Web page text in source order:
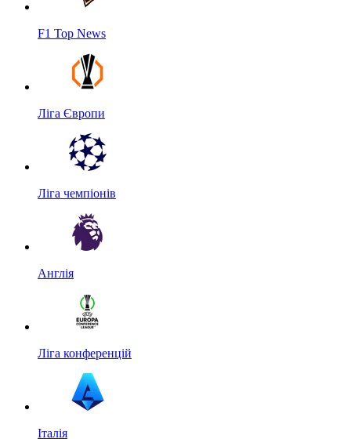
F1 Top News
Ліга Європи
Ліга чемпіонів
Англія
Ліга конференцій
Італія